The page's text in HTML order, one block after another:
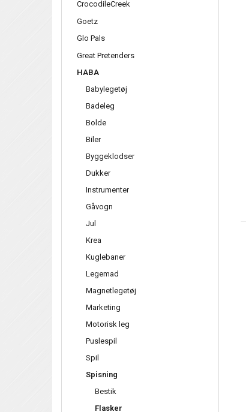
CrocodileCreek
Goetz
Glo Pals
Great Pretenders
HABA
Babylegetøj
Badeleg
Bolde
Biler
Byggeklodser
Dukker
Instrumenter
Gåvogn
Jul
Krea
Kuglebaner
Legemad
Magnetlegetøj
Marketing
Motorisk leg
Puslespil
Spil
Spisning
Bestik
Flasker